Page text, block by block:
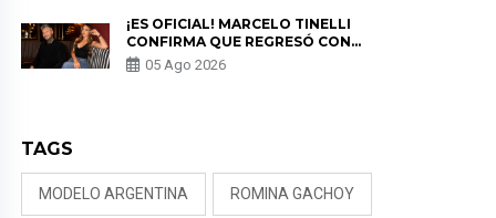
¡ES OFICIAL! MARCELO TINELLI
CONFIRMA QUE REGRESÓ CON
MILETT FIGUEROA: “EL AMOR
PUDO MÁS”
05 Ago 2026
TAGS
MODELO ARGENTINA ROMINA GACHOY